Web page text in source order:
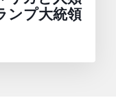
ンプ大統領